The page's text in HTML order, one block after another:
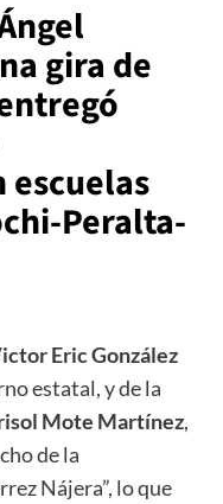
gira de
Peralta-
Eric González
estatal, y de la
Mote Martínez,
de la
Nájera”, lo que